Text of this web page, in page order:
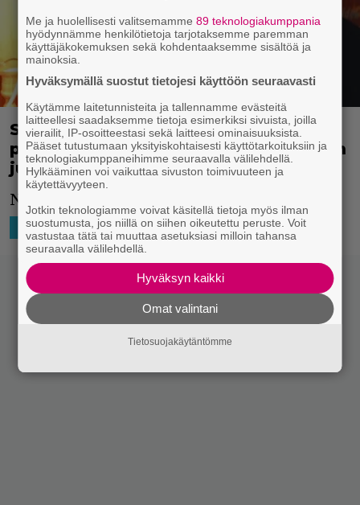
Suosikkihahmo Pulkkinen tekee
paluun – Uusi elokuva tuotetaan ilman
julkista rahoitusta
Nyt ollaan asian ytimessä!
SUOMILEFFA 28.2.2026 02:00 Jussi Huhtala
Me ja huolellisesti valitsemamme89 teknologiakumppania
hyödynnämme henkilötietoja tarjotaksemme paremman
käyttäjäkokemuksen sekä kohdentaaksemme sisältöä ja
mainoksia.
Hyväksymällä suostut tietojesi käyttöön seuraavasti
Käytämme laitetunnisteita ja tallennamme evästeitä
laitteellesi saadaksemme tietoja esimerkiksi sivuista, joilla
vierailit, IP-osoitteestasi sekä laitteesi ominaisuuksista.
Pääset tutustumaan yksityiskohtaisesti käyttötarkoituksiin ja
teknologiakumppaneihimme seuraavalla välilehdellä.
Hylkääminen voi vaikuttaa sivuston toimivuuteen ja
käytettävyyteen.
Jotkin teknologiamme voivat käsitellä tietoja myös ilman
suostumusta, jos niillä on siihen oikeutettu peruste. Voit
vastustaa tätä tai muuttaa asetuksiasi milloin tahansa
seuraavalla välilehdellä.
Hyväksyn kaikki
Omat valintani
Tietosuojakäytäntömme